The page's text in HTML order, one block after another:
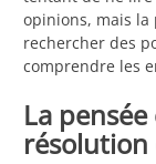
opinions, mais la
rechercher des
comprendre les
La